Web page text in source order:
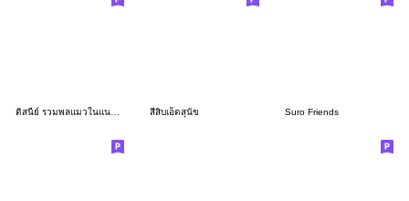
สี่สิบเอ็ดสุนัข Suro Friends